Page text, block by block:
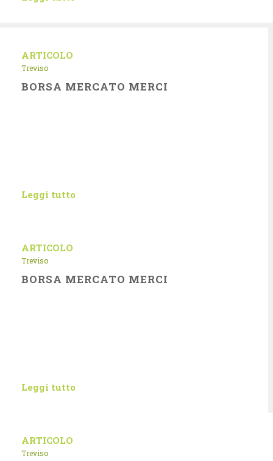
ARTICOLO
Treviso
BORSA MERCATO MERCI
Leggi tutto
ARTICOLO
Treviso
BORSA MERCATO MERCI
Leggi tutto
ARTICOLO
Treviso